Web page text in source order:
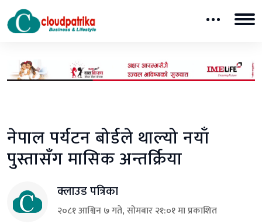
नेपाल पर्यटन बोर्डले थाल्यो नयाँ
पुस्तासँग मासिक अन्तर्क्रिया
क्लाउड पत्रिका
२०८१ आश्विन ७ गते, सोमबार २१:०१ मा प्रकाशित